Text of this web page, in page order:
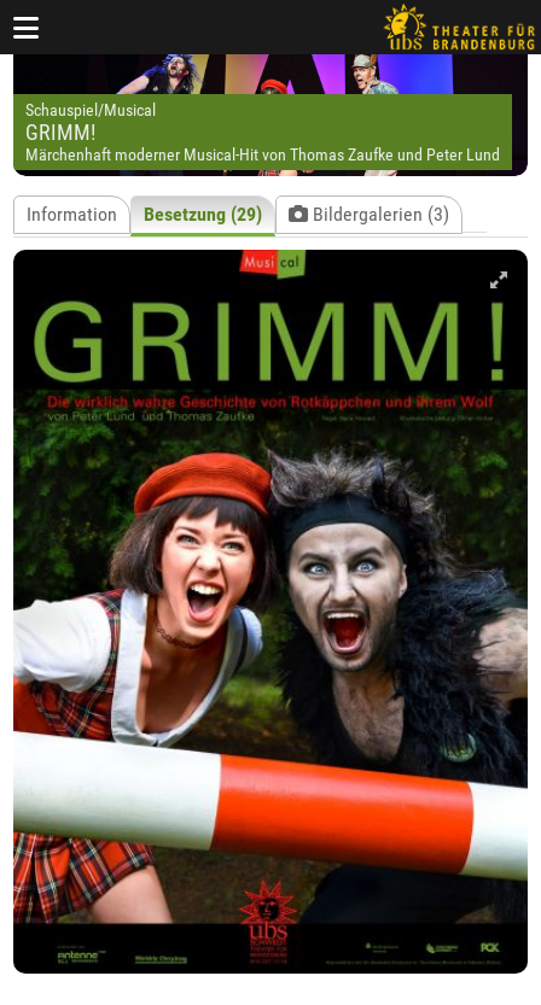
Schauspiel/Musical
GRIMM!
Märchenhaft moderner Musical-Hit von Thomas Zaufke und Peter Lund
Information Besetzung (29) Bildergalerien (3)